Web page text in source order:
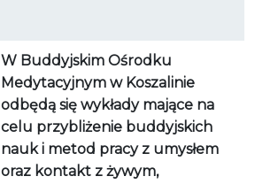
W Buddyjskim Ośrodku
Medytacyjnym w Koszalinie
odbędą się wykłady mające na
celu przybliżenie buddyjskich
nauk i metod pracy z umysłem
oraz kontakt z żywym,